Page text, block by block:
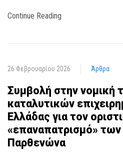
Continue Reading
26 Φεβρουαρίου 2026 Άρθρα
Συμβολή στην νομική
καταλυτικών
Ελλάδας για τον
«επαναπατρισμό»
Παρθενώνα